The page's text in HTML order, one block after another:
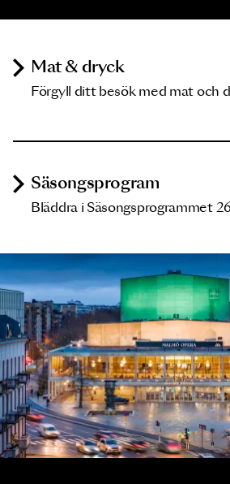
Mat & dryck
Förgyll ditt besök med mat och
Säsongsprogram
Bläddra i Säsongsprogrammet